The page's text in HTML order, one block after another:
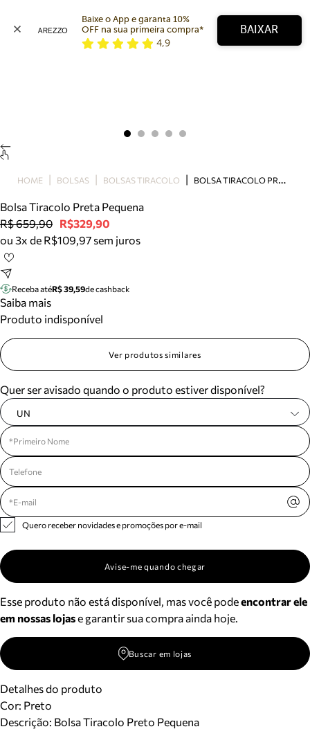
Bolsa
Tamanco
Tênis
Mule
Tire dúvidas sobre pedidos, devoluções e mais.
Meus pedidos
Acompanhe seus pedidos e solicite devoluções.
Baixe o App e garanta 10%
OFF na sua primeira compra*
4,9
BAIXAR
HOME BOLSAS BOLSAS TIRACOLO B
OLSA TIRACOLO PRETA PEQUENA
Bolsa Tiracolo Preta Pequena
R$ 659,90 R$329,90
ou 3x de R$109,97 sem juros
Receba atéR$ 39,59de cashback
Saiba mais
Produto indisponível
Ver produtos similares
Quer ser avisado quando o produto estiver disponível?
UN
Quero receber novidades e promoções por e-mail
Avise-me quando chegar
Esse produto não está disponível, mas você podeencontrar ele
em nossas lojase garantir sua compra ainda hoje.
Buscar em lojas
Detalhes do produto
Cor: Preto
Descrição: Bolsa Tiracolo Preto Pequena